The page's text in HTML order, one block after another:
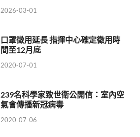
2026-03-01
口罩徵用延長 指揮中心確定徵用時
間至12月底
2020-07-01
239名科學家致世衛公開信：室內空
氣會傳播新冠病毒
2020-07-06